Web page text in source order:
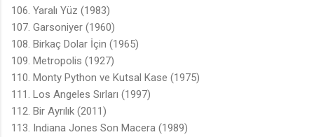
106. Yaralı Yüz (1983)
107. Garsoniyer (1960)
108. Birkaç Dolar İçin (1965)
109. Metropolis (1927)
110. Monty Python ve Kutsal Kase (1975)
111. Los Angeles Sırları (1997)
112. Bir Ayrılık (2011)
113. Indiana Jones Son Macera (1989)